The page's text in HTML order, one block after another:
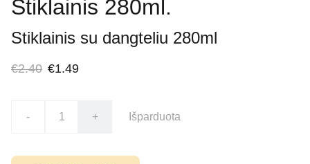
Stiklainis 280ml.
Stiklainis su dangteliu 280ml
€2.40 €1.49
- + Išparduota